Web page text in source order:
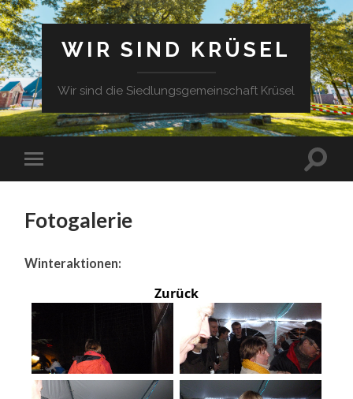
WIR SIND KRÜSEL
Wir sind die Siedlungsgemeinschaft Krüsel
Fotogalerie
Winteraktionen:
Zurück